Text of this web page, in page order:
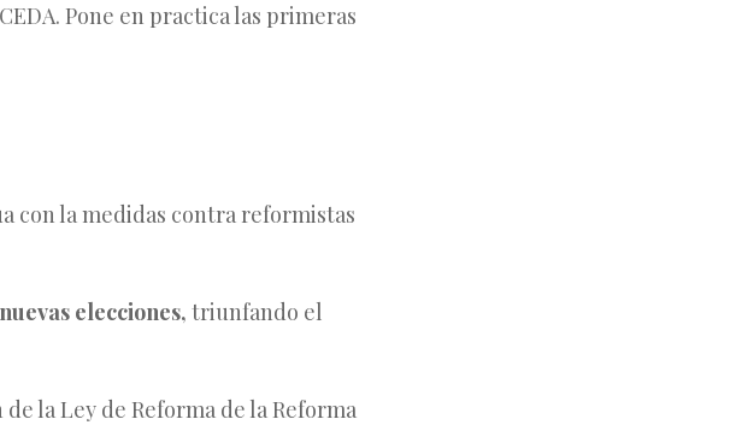
Pone en practica las primeras
con la medidas contra reformistas
elecciones, triunfando el
la Ley de Reforma de la Reforma